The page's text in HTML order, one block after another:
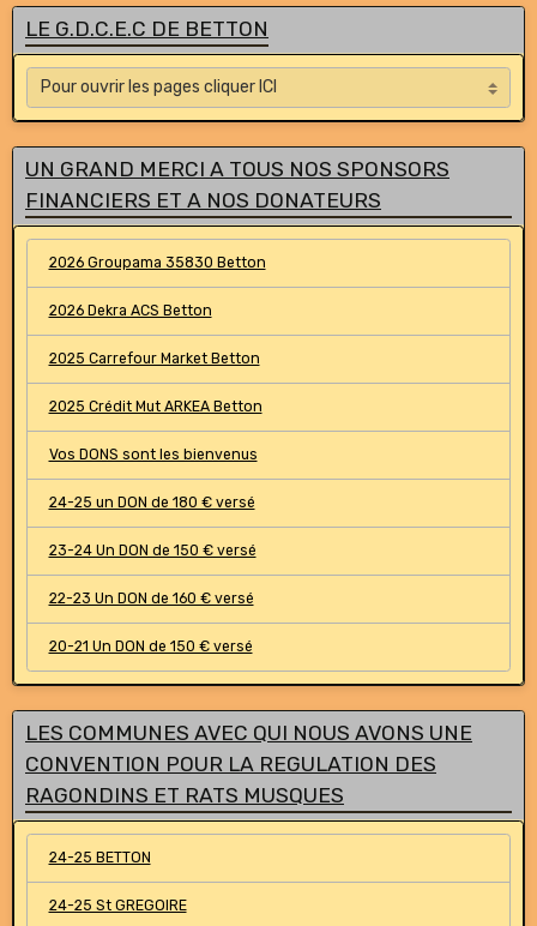
LE G.D.C.E.C DE BETTON
UN GRAND MERCI A TOUS NOS SPONSORS
FINANCIERS ET A NOS DONATEURS
2026 Groupama 35830 Betton
2026 Dekra ACS Betton
2025 Carrefour Market Betton
2025 Crédit Mut ARKEA Betton
Vos DONS sont les bienvenus
24-25 un DON de 180 € versé
23-24 Un DON de 150 € versé
22-23 Un DON de 160 € versé
20-21 Un DON de 150 € versé
LES COMMUNES AVEC QUI NOUS AVONS UNE
CONVENTION POUR LA REGULATION DES
RAGONDINS ET RATS MUSQUES
24-25 BETTON
24-25 St GREGOIRE